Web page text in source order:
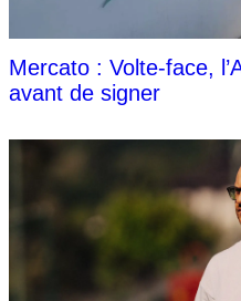
Mercato : Volte-face,
avant de signer